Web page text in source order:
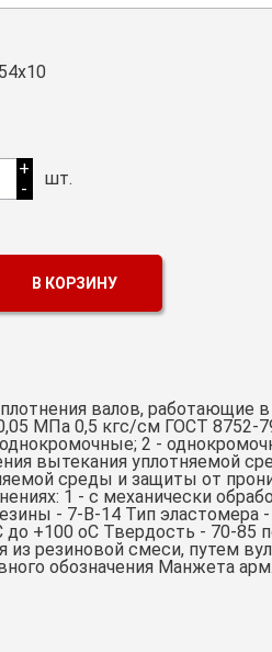
+
-
шт.
В КОРЗИНУ
валов, работающие
МПа 0,5 кгс/см ГОСТ 8752-
2 -
вытекания уплотняемой
среды и защиты от
1 - с механически
- 7-В-14 Тип эластомера -
до +100 оС Твердость - 70-85
резиновой смеси, путем
обозначения Манжета